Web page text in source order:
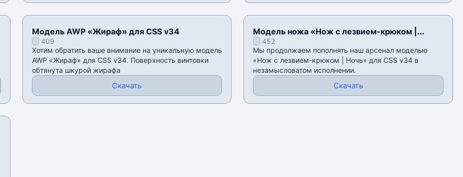
Модель AWP «Жираф» для CSS v34
409
Хотим обратить ваше внимание на уникальную модель
AWP «Жираф» для CSS v34. Поверхность винтовки
обтянута шкурой жирафа
Скачать
Модель ножа «Нож с лезвием-крюком |
Ночь» для CSS v34
452
Мы продолжаем пополнять наш арсенал моделью
«Нож с лезвием-крюком | Ночь» для CSS v34 в
незамысловатом исполнении.
Скачать